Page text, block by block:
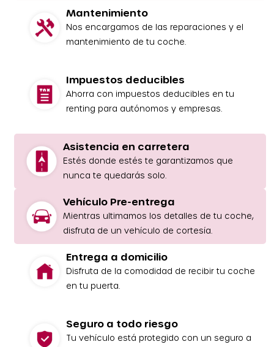
Mantenimiento
Nos encargamos de las reparaciones y el
mantenimiento de tu coche.
Impuestos deducibles
Ahorra con impuestos deducibles en tu
renting para autónomos y empresas.
Asistencia en carretera
Estés donde estés te garantizamos que
nunca te quedarás solo.
Vehículo Pre-entrega
Mientras ultimamos los detalles de tu coche,
disfruta de un vehículo de cortesía.
Entrega a domicilio
Disfruta de la comodidad de recibir tu coche
en tu puerta.
Seguro a todo riesgo
Tu vehículo está protegido con un seguro a